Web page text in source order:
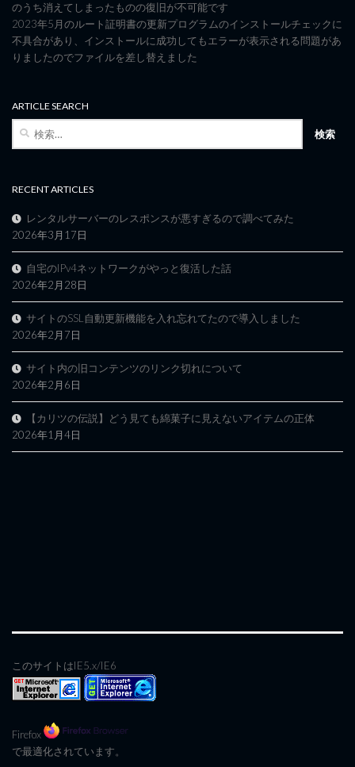
のうち消えてしまったものの復旧が不可能です
2023年5月のルート証明書の更新プログラムのインストールチェックに
不具合があり、インストールに成功してもエラーが表示される問題があ
りましたのでファイルを差し替えました
ARTICLE SEARCH
RECENT ARTICLES
レンタルサーバーのレスポンスが悪すぎるので調べてみた
2026年3月17日
自宅のIPv4ネットワークがやっと復活した話
2026年2月28日
サイトのSSL自動更新機能を入れ忘れてたので導入しました
2026年2月7日
サイト内の旧コンテンツのリンク切れについて
2026年2月6日
【カリツの伝説】どう見ても綿菓子に見えないアイテムの正体
2026年1月4日
このサイトはIE5.x/IE6
Firefox
で最適化されています。